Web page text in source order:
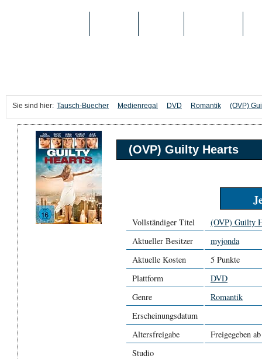
Sie sind hier: Tausch-Buecher Medienregal DVD Romantik (OVP)
(OVP) Guilty Hearts
Vollständiger Titel
(OVP) Guilty
Aktueller Besitzer
myjonda
Aktuelle Kosten
5 Punkte
Plattform
DVD
Genre
Romantik
Erscheinungsdatum
Altersfreigabe
Freigegeben
Studio